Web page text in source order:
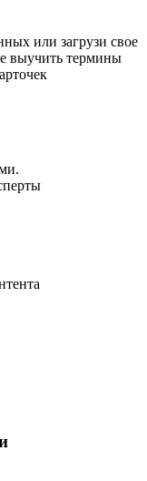
или загрузи свое
выучить термины